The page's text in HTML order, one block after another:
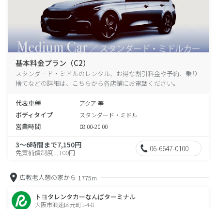
基本料金プラン（C2）
スタンダード・ミドルのレンタル、お得な割引料金や予約、乗り
捨てなどの詳細は、こちらから各店舗にお電話ください。
代表車種 アクア 等
ボディタイプ スタンダード・ミドル
営業時間 08:00-20:00
3～6時間まで7,150円
免責補償制度1,100円 06-6647-0100
広教老人憩の家から 1775m
トヨタレンタカーなんばターミナル
大阪市浪速区元町1-4-8